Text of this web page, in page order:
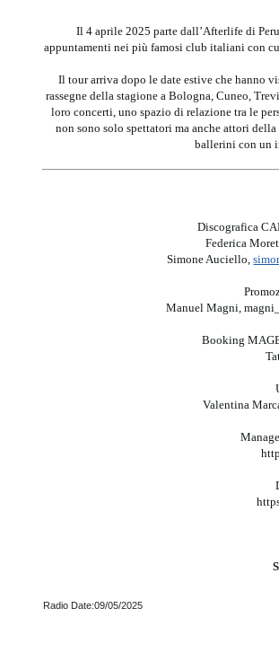
Il 4 aprile 2025 parte dall’Afterlife di
appuntamenti nei più famosi club italiani con
Il tour arriva dopo le date estive che hanno
rassegne della stagione a Bologna, Cuneo,
loro concerti, uno spazio di relazione tra le
non sono solo spettatori ma anche attori
ballerini con un
Discografica
Federica
Simone Auciello,
Manuel Magni,
Booking
Valentina
Radio Date:09/05/2025